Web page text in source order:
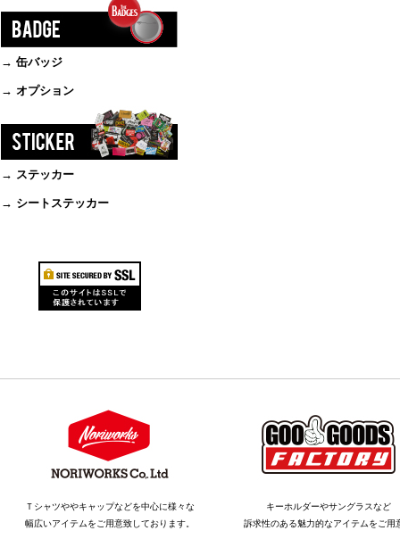
→ 缶バッジ
→ オプション
→ ステッカー
→ シートステッカー
Ｔシャツややキャップなどを中心に様々な
幅広いアイテムをご用意致しております。
キーホルダーやサングラスなど
訴求性のある魅力的なアイテムをご用